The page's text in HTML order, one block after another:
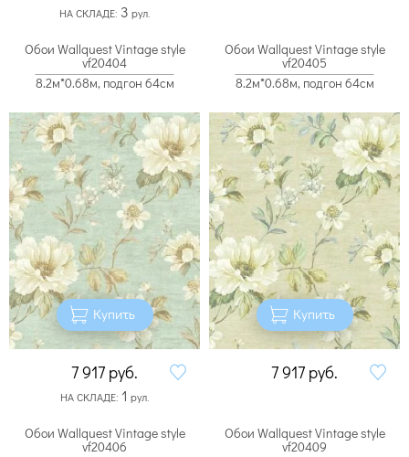
НА СКЛАДЕ: 3 рул.
Обои Wallquest Vintage style
vf20404
8.2м*0.68м, подгон 64см
Купить
7 917 руб.
НА СКЛАДЕ: 1 рул.
Обои Wallquest Vintage style
vf20405
8.2м*0.68м, подгон 64см
Купить
7 917 руб.
Обои Wallquest Vintage style
vf20406
Обои Wallquest Vintage style
vf20409